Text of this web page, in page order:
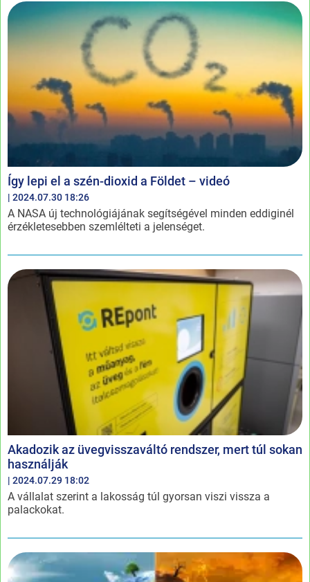
Így lepi el a szén-dioxid a Földet – videó
| 2024.07.30 18:26
A NASA új technológiájának segítségével minden eddiginél
érzékletesebben szemlélteti a jelenséget.
Akadozik az üvegvisszaváltó rendszer, mert túl sokan
használják
| 2024.07.29 18:02
A vállalat szerint a lakosság túl gyorsan viszi vissza a
palackokat.